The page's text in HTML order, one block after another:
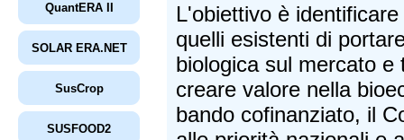
QuantERA II
SOLAR ERA.NET
SusCrop
SUSFOOD2
L'obiettivo è
quelli esistenti di
biologica sul mercato e
creare valore nella
bando cofinanziato, il